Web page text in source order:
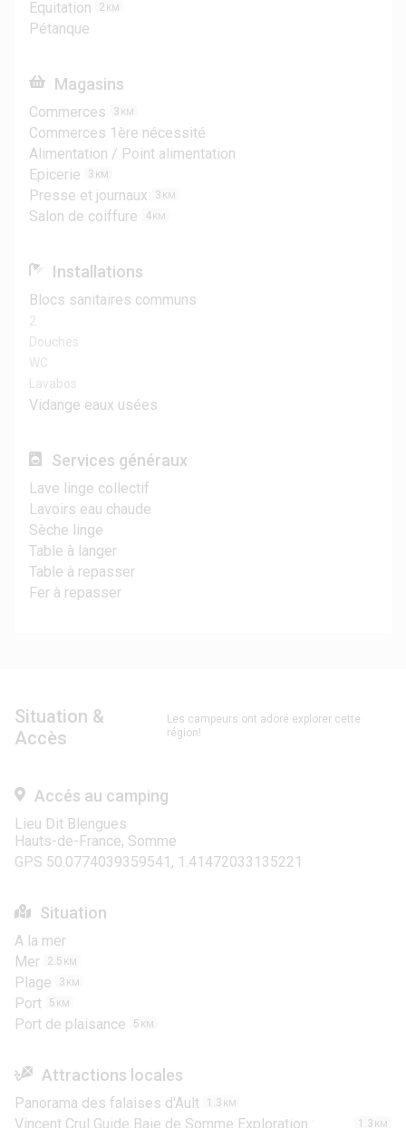
Equitation 2 KM
Pétanque
Magasins
Commerces 3 KM
Commerces 1ère nécessité
Alimentation / Point alimentation
Epicerie
3 KM
Presse et journaux 3 KM
Salon de coiffure 4 KM
Installations
Blocs sanitaires communs
2
Douches
WC
Lavabos
Vidange eaux usées
Services généraux
Lave linge collectif
Lavoirs eau chaude
Sèche linge
Table à langer
Table à repasser
Fer à repasser
Situation &
Accès
Les campeurs ont adoré explorer cette
région!
Accés au camping
Lieu Dit Blengues
Hauts-de-France, Somme
GPS 50.0774039359541, 1.41472033135221
Situation
A la mer
Mer
2.5 KM
Plage 3 KM
Port 5 KM
Port de plaisance 5 KM
Attractions locales
Panorama des falaises d'Ault 1.3 KM
Vincent Crul Guide Baie de Somme Exploration :
1.3 KM